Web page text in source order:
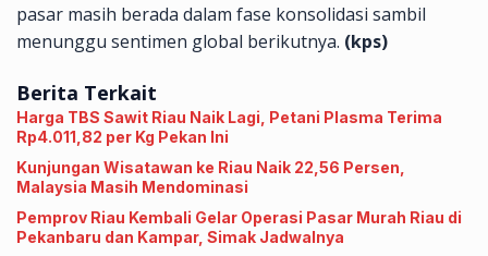
pasar masih berada dalam fase konsolidasi sambil
menunggu sentimen global berikutnya. (kps)
Berita Terkait
Harga TBS Sawit Riau Naik Lagi, Petani Plasma Terima
Rp4.011,82 per Kg Pekan Ini
Kunjungan Wisatawan ke Riau Naik 22,56 Persen,
Malaysia Masih Mendominasi
Pemprov Riau Kembali Gelar Operasi Pasar Murah Riau di
Pekanbaru dan Kampar, Simak Jadwalnya